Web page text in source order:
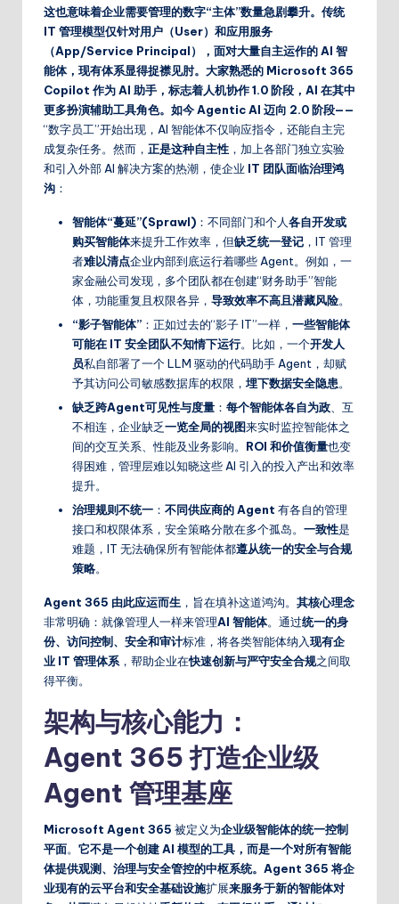
这也意味着企业需要管理的数字“主体”数量急剧攀升。传统
IT 管理模型仅针对用户（User）和应用服务
（App/Service Principal），面对大量自主运作的 AI 智
能体，现有体系显得捉襟见肘。大家熟悉的 Microsoft 365
Copilot 作为 AI 助手，标志着人机协作 1.0 阶段，AI 在其中
更多扮演辅助工具角色。如今 Agentic AI 迈向 2.0 阶段——
“数字员工”开始出现，AI 智能体不仅响应指令，还能自主完
成复杂任务。然而， 正是这种自主性 ，加上各部门独立实验
和引入外部 AI 解决方案的热潮，使企业 IT 团队面临治理鸿
沟 ：
智能体“蔓延”(Sprawl) ：不同部门和个人各自开发或
购买智能体来提升工作效率，但缺乏统一登记 ，IT 管理
者难以清点企业内部到底运行着哪些 Agent。例如，一
家金融公司发现，多个团队都在创建“财务助手”智能
体，功能重复且权限各异， 导致效率不高且潜藏风险。
“影子智能体” ：正如过去的“影子 IT”一样， 一些智能体
可能在 IT 安全团队不知情下运行。比如，一个开发人
员私自部署了一个 LLM 驱动的代码助手 Agent，却赋
予其访问公司敏感数据库的权限， 埋下数据安全隐患。
缺乏跨Agent可见性与度量 ： 每个智能体各自为政 、互
不相连，企业缺乏一览全局的视图来实时监控智能体之
间的交互关系、性能及业务影响。 ROI 和价值衡量也变
得困难，管理层难以知晓这些 AI 引入的投入产出和效率
提升。
治理规则不统一 ： 不同供应商的 Agent 有各自的管理
接口和权限体系，安全策略分散在多个孤岛。 一致性是
难题，IT 无法确保所有智能体都遵从统一的安全与合规
策略。
Agent 365 由此应运而生 ，旨在填补这道鸿沟。 其核心理念
非常明确：就像管理人一样来管理AI 智能体。通过统一的身
份、访问控制、安全和审计标准，将各类智能体纳入现有企
业 IT 管理体系 ，帮助企业在快速创新与严守安全合规之间取
得平衡。
架构与核心能力：
Agent 365 打造企业级
Agent 管理基座
Microsoft Agent 365 被定义为企业级智能体的统一控制
平面。 它不是一个创建 AI 模型的工具，而是一个对所有智能
体提供观测、治理与安全管控的中枢系统。Agent 365 将企
业现有的云平台和安全基础设施扩展来服务于新的智能体对